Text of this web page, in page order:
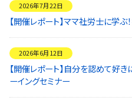
2026年7月22日
【開催レポート】ママ社労士に学
2026年6月12日
【開催レポート】自分を認めて好
ーイングセミナー